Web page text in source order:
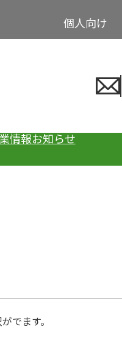
個人向け
情報お知らせ
でます。